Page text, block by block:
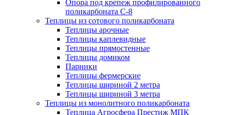
Опора под крепеж профилированного
поликарбоната С-8
Теплицы из сотового поликарбоната
Теплицы арочные
Теплицы каплевидные
Теплицы прямостенные
Теплицы домиком
Парники
Теплицы фермерские
Теплицы шириной 2 метра
Теплицы шириной 3 метра
Теплицы из монолитного поликарбоната
Теплица Агросфера Престиж МПК